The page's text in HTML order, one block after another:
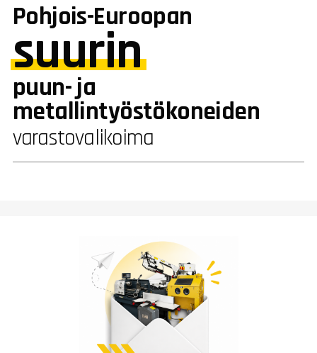
Pohjois-Euroopan
suurin
puun- ja
metallintyöstökoneiden
varastovalikoima